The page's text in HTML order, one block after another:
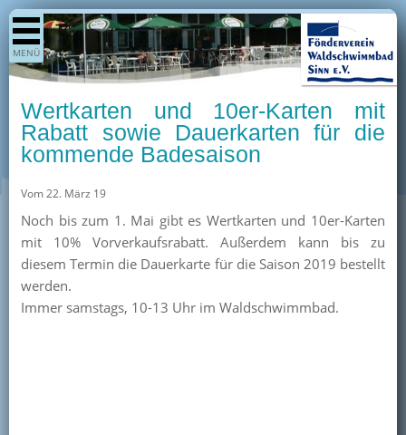
MENÜ
Shop
Aktuelles
Termine
Berichte
/ Preise
Kurse
Unterstützer
Wertkarten und 10er-Karten mit
Rabatt sowie Dauerkarten für die
kommende Badesaison
Vom 22. März 19
Noch bis zum 1. Mai gibt es Wertkarten und 10er-Karten
mit 10% Vorverkaufsrabatt. Außerdem kann bis zu
diesem Termin die Dauerkarte für die Saison 2019 bestellt
werden.
Immer samstags, 10-13 Uhr im Waldschwimmbad.